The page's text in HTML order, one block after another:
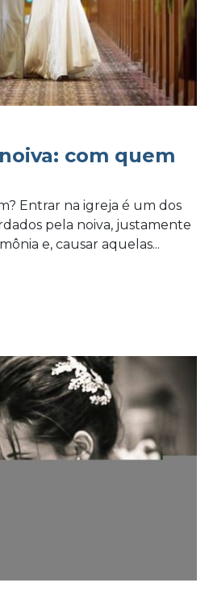
com quem
Entrar na igreja é um dos
pela noiva, justamente
e, causar aquelas...